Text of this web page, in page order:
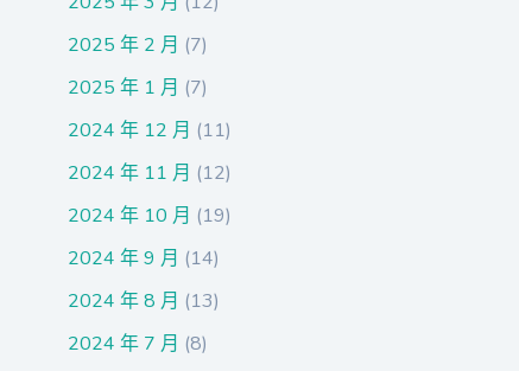
2025 年 2 月 (7)
2025 年 1 月 (7)
2024 年 12 月 (11)
2024 年 11 月 (12)
2024 年 10 月 (19)
2024 年 9 月 (14)
2024 年 8 月 (13)
2024 年 7 月 (8)